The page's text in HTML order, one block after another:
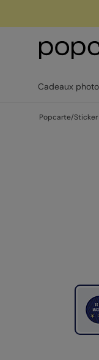
Cadeaux photo
Popcarte/